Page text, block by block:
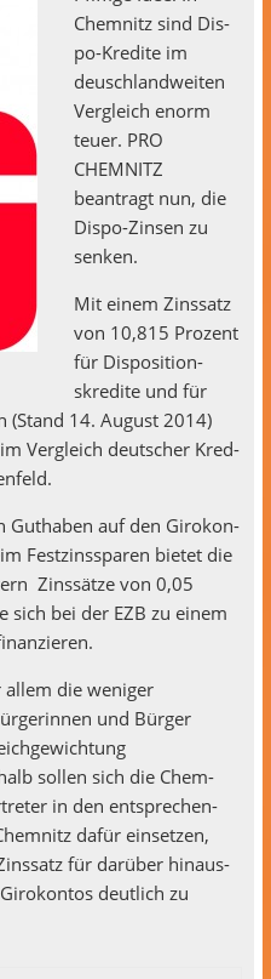
Chem­nitz sind Dis­
po-Kred­ite im
deusch­landweit­en
Ver­gle­ich enorm
teuer. PRO
CHEMNITZ
beantragt nun, die
Dis­po-Zin­sen zu
senken.
Mit einem Zinssatz
von 10,815 Prozent
für Dis­po­si­tion­
skred­ite und für
(Stand 14. August 2014)
Ver­gle­ich deutsch­er Kred­
Guthaben auf den Girokon­
Festzinss­paren bietet die
Zinssätze von 0,05
sich bei der EZB zu einem
allem die weniger
und Bürg­er
sollen sich die Chem­
in den entsprechen­
dafür ein­set­zen,
für darüber hin­aus­
deut­lich zu